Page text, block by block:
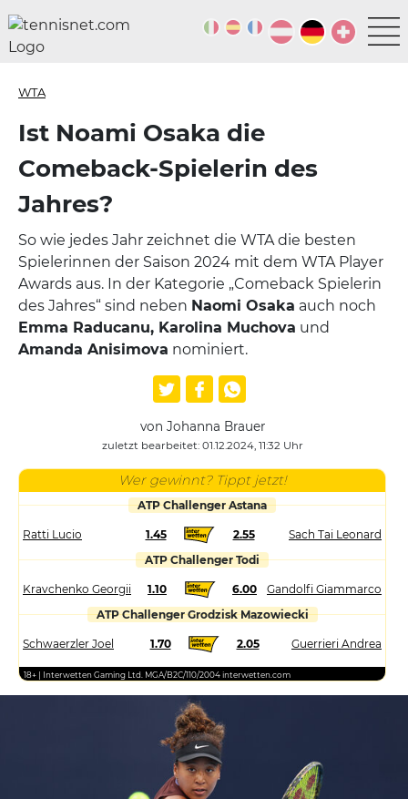
WTA
Ist Noami Osaka die
Comeback-Spielerin des
Jahres?
So wie jedes Jahr zeichnet die WTA die besten
Spielerinnen der Saison 2024 mit dem WTA Player
Awards aus. In der Kategorie „Comeback Spielerin
des Jahres“ sind neben Naomi Osaka auch noch
Emma Raducanu, Karolina Muchova und
Amanda Anisimova nominiert.
von Johanna Brauer
zuletzt bearbeitet: 01.12.2024, 11:32 Uhr
Wer gewinnt? Tippt jetzt!
ATP Challenger Astana
Ratti Lucio 1.45 2.55
Sach Tai Leonard
ATP Challenger Todi
Kravchenko Georgii 1.10 6.00
Gandolfi Giammarco
ATP Challenger Grodzisk Mazowiecki
Schwaerzler Joel 1.70 2.05 Guerrieri Andrea
18+ | Interwetten Gaming Ltd. MGA/B2C/110/2004 interwetten.com